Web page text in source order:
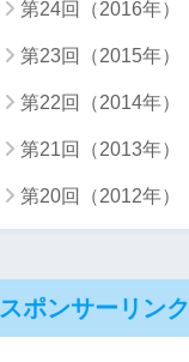
第24回（2016年）
第23回（2015年）
第22回（2014年）
第21回（2013年）
第20回（2012年）
スポンサーリンク